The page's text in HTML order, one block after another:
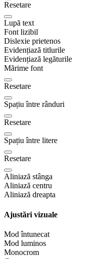
Resetare
Lupă text
Font lizibil
Dislexie prietenos
Evidențiază titlurile
Evidențiază legăturile
Mărime font
Resetare
Spațiu între rânduri
Resetare
Spațiu între litere
Resetare
Aliniază stânga
Aliniază centru
Aliniază dreapta
Ajustări vizuale
Mod întunecat
Mod luminos
Monocrom